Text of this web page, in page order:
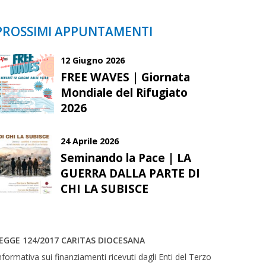
APPUNTAMENTI
12 Giugno 2026
FREE WAVES | Giornata
Mondiale del Rifugiato
2026
24 Aprile 2026
Seminando la Pace | LA
GUERRA DALLA PARTE DI
CHI LA SUBISCE
124/2017 CARITAS DIOCESANA
sui finanziamenti ricevuti dagli Enti del Terzo